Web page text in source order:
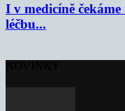
I v medicíně
léčbu...